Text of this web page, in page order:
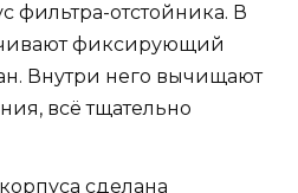
фильтра-отстойника. В
фиксирующий
Внутри него вычищают
всё тщательно
сделана